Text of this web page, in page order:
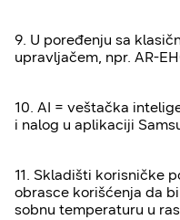
9. U poređenju sa
upravljačem, npr. AR-
10. AI = veštačka
i nalog u aplikaciji
11. Skladišti korisničke
obrasce korišćenja da
sobnu temperaturu u